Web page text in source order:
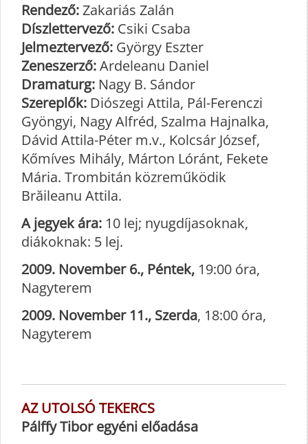
Rendező:Zakariás Zalán
Díszlettervező: Csiki Csaba
Jelmeztervező: György Eszter
Zeneszerző:Ardeleanu Daniel
Dramaturg: Nagy B. Sándor
Szereplők: Diószegi Attila, Pál-Ferenczi
Gyöngyi, Nagy Alfréd, Szalma Hajnalka,
Dávid Attila-Péter m.v., Kolcsár József,
Kőmíves Mihály, Márton Lóránt, Fekete
Mária. Trombitán közreműködik
Brăileanu Attila.
A jegyek ára: 10 lej; nyugdíjasoknak,
diákoknak: 5 lej.
2009. November 6., Péntek, 19:00 óra,
Nagyterem
2009. November 11., Szerda, 18:00 óra,
Nagyterem
AZ UTOLSÓ TEKERCS
Pálffy Tibor egyéni előadása